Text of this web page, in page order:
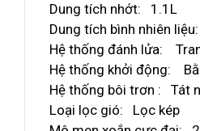
Dung tích nhớt: 1.1L
Dung tích bình nhiên
Hệ thống đánh lửa:
Hệ thống khởi động:
Hệ thống bôi trơn : Tát
Loại lọc gió: Lọc kép